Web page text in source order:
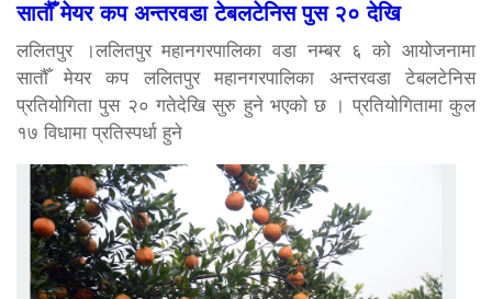
सातौँ मेयर कप अन्तरवडा टेबलटेनिस पुस २० देखि
ललितपुर ।ललितपुर महानगरपालिका वडा नम्बर ६ को आयोजनामा
सातौँ मेयर कप ललितपुर महानगरपालिका अन्तरवडा टेबलटेनिस
प्रतियोगिता पुस २० गतेदेखि सुरु हुने भएको छ । प्रतियोगितामा कुल
१७ विधामा प्रतिस्पर्धा हुने